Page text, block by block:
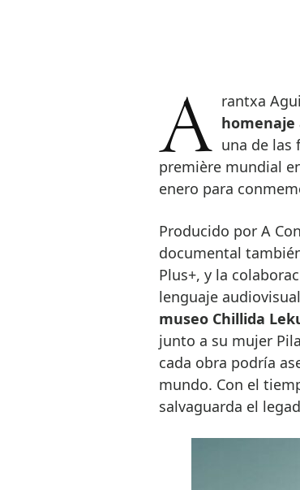
Arantxa
homenaje
una de las
première mundial
enero para
Producido por A
documental
Plus+, y la
lenguaje audiovisual
museo Chillida
junto a su mujer
cada obra podría
mundo. Con el
salvaguarda el